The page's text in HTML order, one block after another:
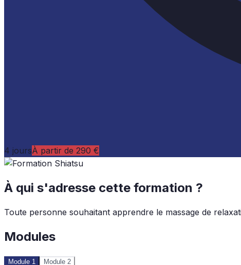
4 joursÀ partir de 290 €
À qui s'adresse cette formation ?
Toute personne souhaitant apprendre le massage de
Modules
Module 1 Module 2